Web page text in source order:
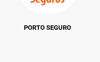
PORTO SEGURO